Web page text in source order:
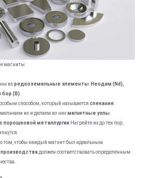
магниты
изредкоземельные элементы: Неодим (Nd),
бор (B)
способом, который называетсяспекание
их и делаем из нихмагнитные узлы
порошковой металлургии Нагрейте их до тех пор,
том, чтобы каждый магнит был идеальным.
должен соответствовать определенным